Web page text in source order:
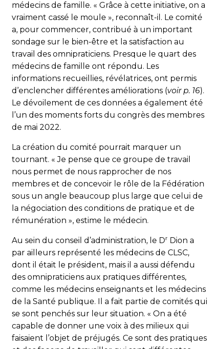
médecins de famille. « Grâce à cette initiative, on a
vraiment cassé le moule », reconnaît-il. Le comité
a, pour commencer, contribué à un important
sondage sur le bien-être et la satisfaction au
travail des omnipraticiens. Presque le quart des
médecins de famille ont répondu. Les
informations recueillies, révélatrices, ont permis
d’enclencher différentes améliorations (voir p. 16).
Le dévoilement de ces données a également été
l’un des moments forts du congrès des membres
de mai 2022.
La création du comité pourrait marquer un
tournant. « Je pense que ce groupe de travail
nous permet de nous rapprocher de nos
membres et de concevoir le rôle de la Fédération
sous un angle beaucoup plus large que celui de
la négociation des conditions de pratique et de
rémunération », estime le médecin.
Au sein du conseil d’administration, le Dr Dion a
par ailleurs représenté les médecins de CLSC,
dont il était le président, mais il a aussi défendu
des omnipraticiens aux pratiques différentes,
comme les médecins enseignants et les médecins
de la Santé publique. Il a fait partie de comités qui
se sont penchés sur leur situation. « On a été
capable de donner une voix à des milieux qui
faisaient l’objet de préjugés. Ce sont des pratiques